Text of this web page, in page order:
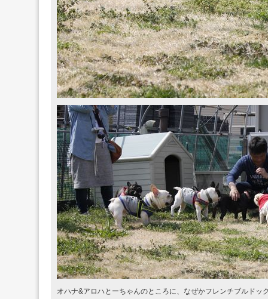
オハナ&アロハとーちゃんのところに、なぜかフレンチブルドッ